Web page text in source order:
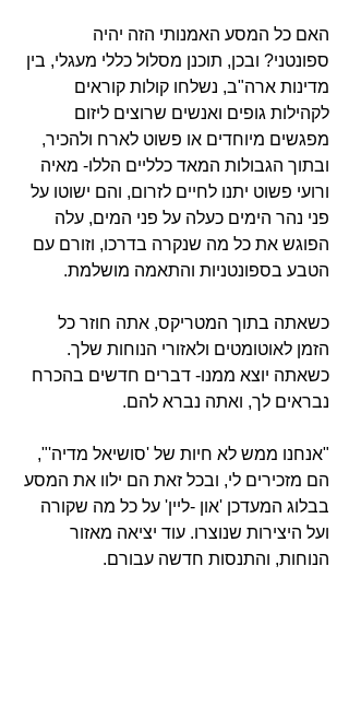
האם כל המסע האמנותי הזה יהיה
ספונטני? ובכן, תוכנן מסלול כללי מעגלי, בין
מדינות ארה"ב, נשלחו קולות קוראים
לקהילות גופים ואנשים שרוצים ליזום
מפגשים מיוחדים או פשוט לארח ולהכיר,
ובתוך הגבולות המאד כלליים הללו- מאיה
ורועי פשוט יתנו לחיים לזרום, והם ישוטו על
פני נהר הימים כעלה על פני המים, עלה
הפוגש את כל מה שנקרה בדרכו, וזורם עם
הטבע בספונטניות והתאמה מושלמת.
כשאתה בתוך המטריקס, אתה חוזר כל
הזמן לאוטומטים ולאזורי הנוחות שלך.
כשאתה יוצא ממנו- דברים חדשים בהכרח
נבראים לך, ואתה נברא להם.
"אנחנו ממש לא חיות של 'סושיאל מדיה'",
הם מזכירים לי, ובכל זאת הם ילוו את המסע
בבלוג המעדכן 'און -ליין' על כל מה שקורה
ועל היצירות שנוצרו. עוד יציאה מאזור
הנוחות, והתנסות חדשה עבורם.